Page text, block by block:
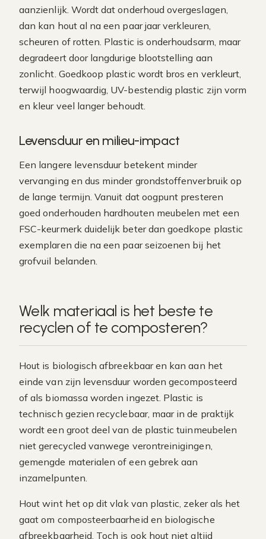
aanzienlijk. Wordt dat onderhoud overgeslagen,
dan kan hout al na een paar jaar verkleuren,
scheuren of rotten. Plastic is onderhoudsarm, maar
degradeert door langdurige blootstelling aan
zonlicht. Goedkoop plastic wordt bros en verkleurt,
terwijl hoogwaardig, UV-bestendig plastic zijn vorm
en kleur veel langer behoudt.
Levensduur en milieu-impact
Een langere levensduur betekent minder
vervanging en dus minder grondstoffenverbruik op
de lange termijn. Vanuit dat oogpunt presteren
goed onderhouden hardhouten meubelen met een
FSC-keurmerk duidelijk beter dan goedkope plastic
exemplaren die na een paar seizoenen bij het
grofvuil belanden.
Welk materiaal is het beste te
recyclen of te composteren?
Hout is biologisch afbreekbaar en kan aan het
einde van zijn levensduur worden gecomposteerd
of als biomassa worden ingezet. Plastic is
technisch gezien recyclebaar, maar in de praktijk
wordt een groot deel van de plastic tuinmeubelen
niet gerecycled vanwege verontreinigingen,
gemengde materialen of een gebrek aan
inzamelpunten.
Hout wint het op dit vlak van plastic, zeker als het
gaat om composteerbaarheid en biologische
afbreekbaarheid. Toch is ook hout niet altijd